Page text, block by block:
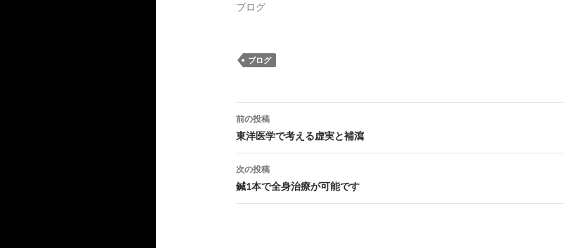
ブログ
ブログ
投
稿
ナ
ビ
ゲ
前の投稿
東洋医学で考える虚実と補瀉
次の投稿
鍼1本で全身治療が可能です